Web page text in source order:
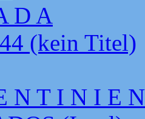
D A
(kein Titel)
N T I N I E N